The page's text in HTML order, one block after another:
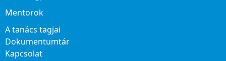
Mentorok
A tanács tagjai
Dokumentumtár
Kapcsolat